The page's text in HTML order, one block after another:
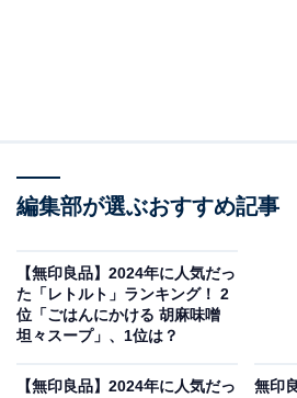
不揃い 発酵バターバウム（画像出典：
2位は、「不揃い 発酵バターバウ
編集部が選ぶおすすめ記事
【無印良品】2024年に人気だっ
た「レトルト」ランキング！ 2
位「ごはんにかける 胡麻味噌
坦々スープ」、1位は？
【無印良品】2024年に人気だっ
無印